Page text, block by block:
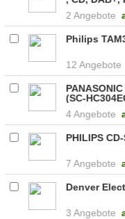
2 Angebote
Philips
12 Angebote
(SC-
4 Angebote
PHILIPS
7 Angebote
Denver
3 Angebote